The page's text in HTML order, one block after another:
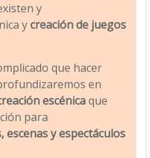
y
ycreación de juegos
que hacer
en
escénicaque
para
y espectáculos